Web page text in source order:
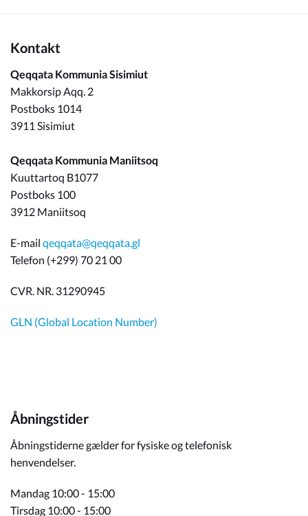
Kontakt
Qeqqata Kommunia Sisimiut
Makkorsip Aqq. 2
Postboks 1014
3911 Sisimiut
Qeqqata Kommunia Maniitsoq
Kuuttartoq B1077
Postboks 100
3912 Maniitsoq
E-mail qeqqata@qeqqata.gl
Telefon (+299) 70 21 00
CVR. NR. 31290945
GLN (Global Location Number)
Åbningstider
Åbningstiderne gælder for fysiske og telefonisk
henvendelser.
Mandag 10:00 - 15:00
Tirsdag 10:00 - 15:00